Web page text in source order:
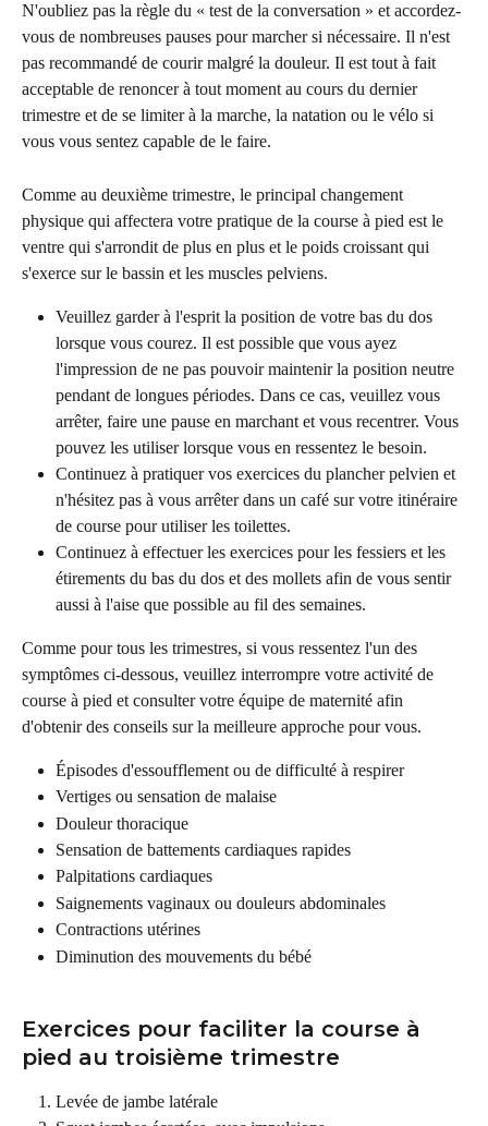
N'oubliez pas la règle du « test de la conversation » et accordez-
vous de nombreuses pauses pour marcher si nécessaire. Il n'est
pas recommandé de courir malgré la douleur. Il est tout à fait
acceptable de renoncer à tout moment au cours du dernier
trimestre et de se limiter à la marche, la natation ou le vélo si
vous vous sentez capable de le faire.
Comme au deuxième trimestre, le principal changement
physique qui affectera votre pratique de la course à pied est le
ventre qui s'arrondit de plus en plus et le poids croissant qui
s'exerce sur le bassin et les muscles pelviens.
Veuillez garder à l'esprit la position de votre bas du dos
lorsque vous courez. Il est possible que vous ayez
l'impression de ne pas pouvoir maintenir la position neutre
pendant de longues périodes. Dans ce cas, veuillez vous
arrêter, faire une pause en marchant et vous recentrer. Vous
pouvez les utiliser lorsque vous en ressentez le besoin.
Continuez à pratiquer vos exercices du plancher pelvien et
n'hésitez pas à vous arrêter dans un café sur votre itinéraire
de course pour utiliser les toilettes.
Continuez à effectuer les exercices pour les fessiers et les
étirements du bas du dos et des mollets afin de vous sentir
aussi à l'aise que possible au fil des semaines.
Comme pour tous les trimestres, si vous ressentez l'un des
symptômes ci-dessous, veuillez interrompre votre activité de
course à pied et consulter votre équipe de maternité afin
d'obtenir des conseils sur la meilleure approche pour vous.
Épisodes d'essoufflement ou de difficulté à respirer
Vertiges ou sensation de malaise
Douleur thoracique
Sensation de battements cardiaques rapides
Palpitations cardiaques
Saignements vaginaux ou douleurs abdominales
Contractions utérines
Diminution des mouvements du bébé
Exercices pour faciliter la course à
pied au troisième trimestre
Levée de jambe latérale